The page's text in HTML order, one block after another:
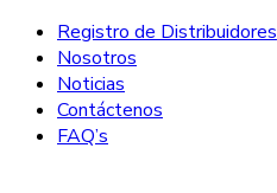
Registro de Distribuidores
Nosotros
Noticias
Contáctenos
FAQ’s